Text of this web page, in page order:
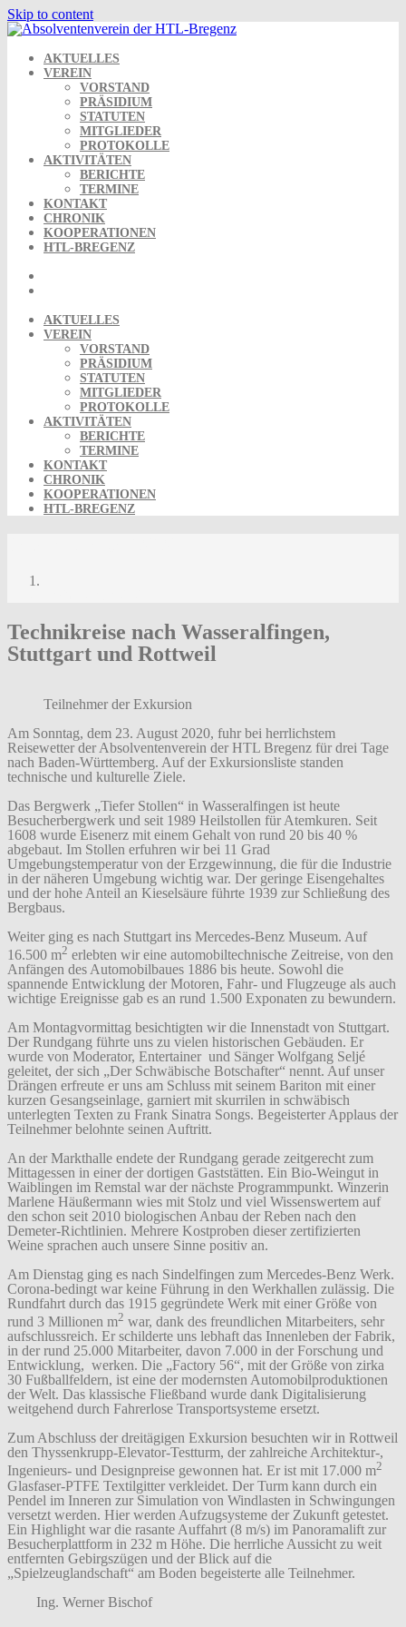
Skip to content
AKTUELLES
VEREIN
VORSTAND
PRÄSIDIUM
STATUTEN
MITGLIEDER
PROTOKOLLE
AKTIVITÄTEN
BERICHTE
TERMINE
KONTAKT
CHRONIK
KOOPERATIONEN
HTL-BREGENZ
AKTUELLES
VEREIN
VORSTAND
PRÄSIDIUM
STATUTEN
MITGLIEDER
PROTOKOLLE
AKTIVITÄTEN
BERICHTE
TERMINE
KONTAKT
CHRONIK
KOOPERATIONEN
HTL-BREGENZ
Technikreise nach Wasseralfingen,
Stuttgart und Rottweil
Teilnehmer der Exkursion
Am Sonntag, dem 23. August 2020, fuhr bei herrlichstem
Reisewetter der Absolventenverein der HTL Bregenz für drei Tage
nach Baden-Württemberg. Auf der Exkursionsliste standen
technische und kulturelle Ziele.
Das Bergwerk „Tiefer Stollen“ in Wasseralfingen ist heute
Besucherbergwerk und seit 1989 Heilstollen für Atemkuren. Seit
1608 wurde Eisenerz mit einem Gehalt von rund 20 bis 40 %
abgebaut. Im Stollen erfuhren wir bei 11 Grad
Umgebungstemperatur von der Erzgewinnung, die für die Industrie
in der näheren Umgebung wichtig war. Der geringe Eisengehaltes
und der hohe Anteil an Kieselsäure führte 1939 zur Schließung des
Bergbaus.
Weiter ging es nach Stuttgart ins Mercedes-Benz Museum. Auf
16.500 m2 erlebten wir eine automobiltechnische Zeitreise, von den
Anfängen des Automobilbaues 1886 bis heute. Sowohl die
spannende Entwicklung der Motoren, Fahr- und Flugzeuge als auch
wichtige Ereignisse gab es an rund 1.500 Exponaten zu bewundern.
Am Montagvormittag besichtigten wir die Innenstadt von Stuttgart.
Der Rundgang führte uns zu vielen historischen Gebäuden. Er
wurde von Moderator, Entertainer und Sänger Wolfgang Seljé
geleitet, der sich „Der Schwäbische Botschafter“ nennt. Auf unser
Drängen erfreute er uns am Schluss mit seinem Bariton mit einer
kurzen Gesangseinlage, garniert mit skurrilen in schwäbisch
unterlegten Texten zu Frank Sinatra Songs. Begeisterter Applaus der
Teilnehmer belohnte seinen Auftritt.
An der Markthalle endete der Rundgang gerade zeitgerecht zum
Mittagessen in einer der dortigen Gaststätten. Ein Bio-Weingut in
Waiblingen im Remstal war der nächste Programmpunkt. Winzerin
Marlene Häußermann wies mit Stolz und viel Wissenswertem auf
den schon seit 2010 biologischen Anbau der Reben nach den
Demeter-Richtlinien. Mehrere Kostproben dieser zertifizierten
Weine sprachen auch unsere Sinne positiv an.
Am Dienstag ging es nach Sindelfingen zum Mercedes-Benz Werk.
Corona-bedingt war keine Führung in den Werkhallen zulässig. Die
Rundfahrt durch das 1915 gegründete Werk mit einer Größe von
rund 3 Millionen m2 war, dank des freundlichen Mitarbeiters, sehr
aufschlussreich. Er schilderte uns lebhaft das Innenleben der Fabrik,
in der rund 25.000 Mitarbeiter, davon 7.000 in der Forschung und
Entwicklung, werken. Die „Factory 56“, mit der Größe von zirka
30 Fußballfeldern, ist eine der modernsten Automobilproduktionen
der Welt. Das klassische Fließband wurde dank Digitalisierung
weitgehend durch Fahrerlose Transportsysteme ersetzt.
Zum Abschluss der dreitägigen Exkursion besuchten wir in Rottweil
den Thyssenkrupp-Elevator-Testturm, der zahlreiche Architektur‑,
Ingenieurs‑ und Designpreise gewonnen hat. Er ist mit 17.000 m2
Glasfaser-PTFE Textilgitter verkleidet. Der Turm kann durch ein
Pendel im Inneren zur Simulation von Windlasten in Schwingungen
versetzt werden. Hier werden Aufzugsysteme der Zukunft getestet.
Ein Highlight war die rasante Auffahrt (8 m/s) im Panoramalift zur
Besucherplattform in 232 m Höhe. Die herrliche Aussicht zu weit
entfernten Gebirgszügen und der Blick auf die
„Spielzeuglandschaft“ am Boden begeisterte alle Teilnehmer.
Ing. Werner Bischof